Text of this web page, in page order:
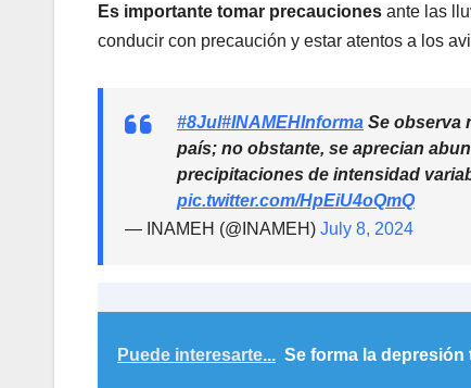
Es importante tomar precauciones ante las
conducir con precaución y estar atentos a los
#8Jul#INAMEHInforma Se observa
país; no obstante, se aprecian
precipitaciones de intensidad
pic.twitter.com/HpEiU4oQmQ
— INAMEH (@INAMEH) July 8, 2024
Puede interesarte... Se forma la depresión